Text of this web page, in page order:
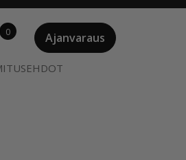
Ajanvaraus
0